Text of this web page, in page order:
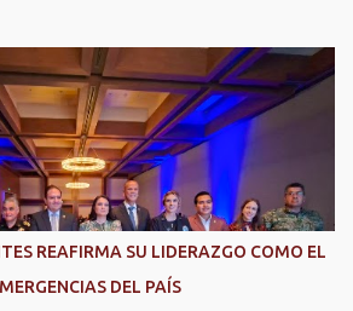
prevención, el diagnóstico y tratamiento
comunes en las personas mayores de 60
deterioro cognitivo y
"Nuestros adultos mayores
familias y merecen todo nuestro respeto,
por eso, en el DIF Estatal impulsamos
a cuidar su salud y a vivir esta etapa con
Para acceder al servicio, las y los
REAFIRMA SU LIDERAZGO COMO EL
DEL PAÍS